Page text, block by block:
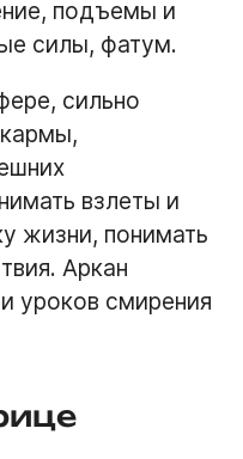
подъемы и
силы, фатум.
сильно
взлеты и
жизни, понимать
Аркан
уроков смирения